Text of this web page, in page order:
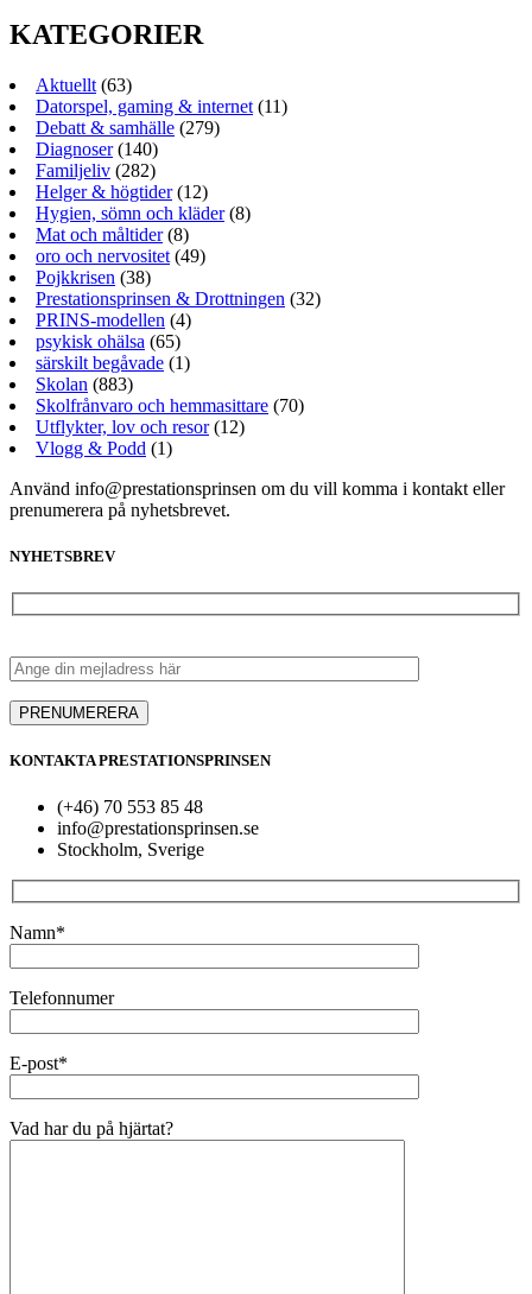
KATEGORIER
Aktuellt (63)
Datorspel, gaming & internet (11)
Debatt & samhälle (279)
Diagnoser(140)
Familjeliv (282)
Helger & högtider(12)
Hygien, sömn och kläder(8)
Mat och måltider(8)
oro och nervositet (49)
Pojkkrisen (38)
Prestationsprinsen & Drottningen (32)
PRINS-modellen (4)
psykisk ohälsa (65)
särskilt begåvade (1)
Skolan (883)
Skolfrånvaro och hemmasittare (70)
Utflykter, lov och resor(12)
Vlogg & Podd (1)
Använd info@prestationsprinsen om du vill komma i kontakt eller
prenumerera på nyhetsbrevet.
NYHETSBREV
KONTAKTA PRESTATIONSPRINSEN
(+46) 70 553 85 48
info@prestationsprinsen.se
Stockholm, Sverige
Namn*
Telefonnumer
E-post*
Vad har du på hjärtat?